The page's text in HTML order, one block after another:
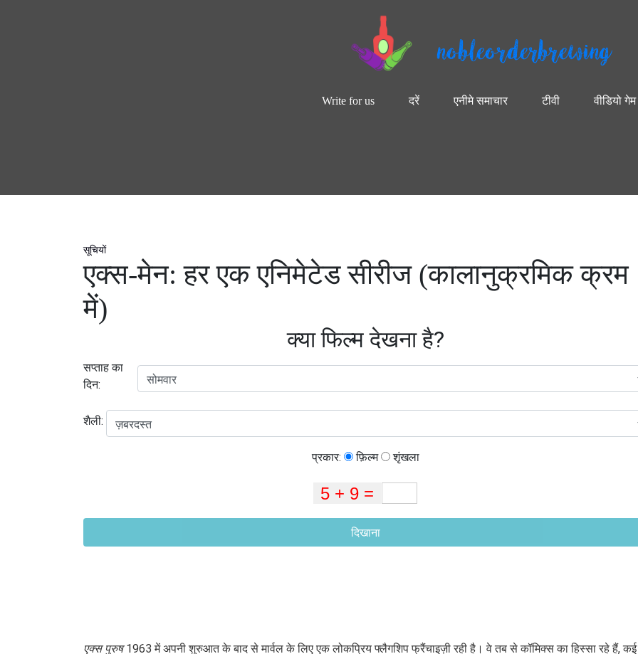
nobleorderbrewing
Write for us दरें एनीमे समाचार टीवी वीडियो गेम
सूचियों
एक्स-मेन: हर एक एनिमेटेड सीरीज (कालानुक्रमिक क्रम
में)
क्या फिल्म देखना है?
सप्ताह का
दिन:
शैली:
प्रकार: फ़िल्म शृंखला
दिखाना
एक्स पुरुष1963 में अपनी शुरुआत के बाद से मार्वल के लिए एक लोकप्रिय फ्लैगशिप फ्रैंचाइज़ी रही है। वे तब से कॉमिक्स का हिस्सा रहे हैं, कई